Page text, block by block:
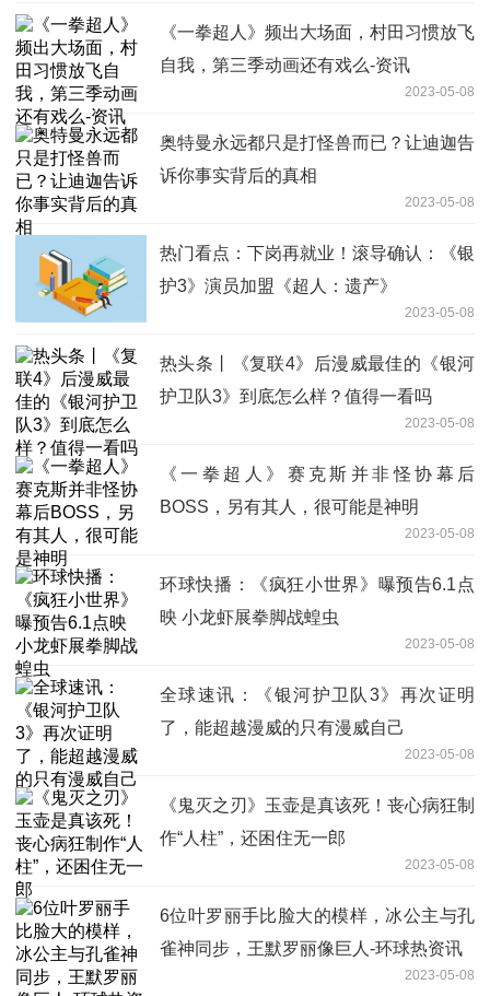
《一拳超人》频出大场面，村田习惯放飞
自我，第三季动画还有戏么-资讯
2023-05-08
奥特曼永远都只是打怪兽而已？让迪迦告
诉你事实背后的真相
2023-05-08
热门看点：下岗再就业！滚导确认：《银
护3》演员加盟《超人：遗产》
2023-05-08
热头条丨《复联4》后漫威最佳的《银河
护卫队3》到底怎么样？值得一看吗
2023-05-08
《一拳超人》赛克斯并非怪协幕后
BOSS，另有其人，很可能是神明
2023-05-08
环球快播：《疯狂小世界》曝预告6.1点
映 小龙虾展拳脚战蝗虫
2023-05-08
全球速讯：《银河护卫队3》再次证明
了，能超越漫威的只有漫威自己
2023-05-08
《鬼灭之刃》玉壶是真该死！丧心病狂制
作“人柱”，还困住无一郎
2023-05-08
6位叶罗丽手比脸大的模样，冰公主与孔
雀神同步，王默罗丽像巨人-环球热资讯
2023-05-08